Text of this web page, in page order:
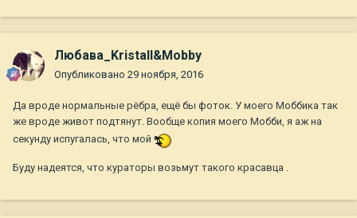
Любава_Kristall&Mobby
Опубликовано 29 ноября, 2016
Да вроде нормальные рёбра, ещё бы фоток. У моего Моббика так
же вроде живот подтянут. Вообще копия моего Мобби, я аж на
секунду испугалась, что мой
Буду надеятся, что кураторы возьмут такого красавца .